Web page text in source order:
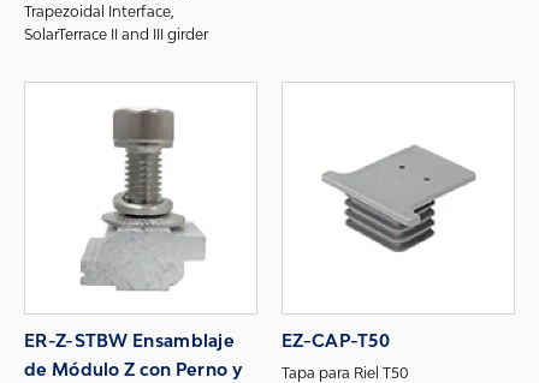
Trapezoidal Interface,
SolarTerrace II and III girder
ER-Z-STBW Ensamblaje
de Módulo Z con Perno y
EZ-CAP-T50
Tapa para Riel T50